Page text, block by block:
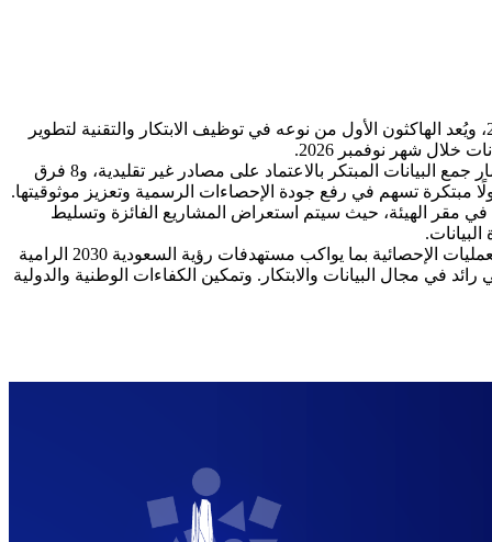
أعلنت الهيئة العامة للإحصاء عن الفرق الفائزة في هكاثون الابتكار في البيانات الذي نظمته الهيئة خلال الفترة من 15 فبراير إلى 15 أبريل2026، ويُعد الهاكثون الأول من نوعه في توظيف الابتكار والتقنية لتطوير
شهر نوفمبر 2026.
وكشفت الهيئة أن الهاكثون شمل مسارين رئيسين تنافس فيهما 132 فريقًا، وقد تأهل منهم 16 فريقًا إلى المرحلة النهائية بواقع 8 فرق في مسار جمع البيانات المبتكر بالاعتماد على مصادر غير تقليدية، و8 فرق
إعلان النتائج التفصيلية للهكاثون في مقر الهيئة، حيث سيتم استعراض المشاريع الفائزة وتسليط
الجدير بالذكر أن هكاثون الابتكار في البيانات يعكس التزام الهيئة بتوسيع استخدام التقنيات الحديثة وتعزيز دور الذكاء الاصطناعي في تطوير العمليات الإحصائية بما يواكب مستهدفات رؤية السعودية 2030 الرامية
في مجال البيانات والابتكار. وتمكين الكفاءات الوطنية والدولية